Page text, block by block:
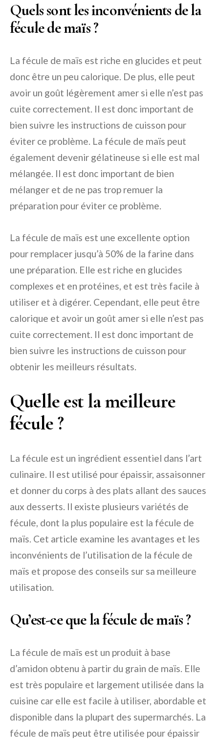
Quels sont les inconvénients de la
fécule de maïs ?
La fécule de maïs est riche en glucides et peut
donc être un peu calorique. De plus, elle peut
avoir un goût légèrement amer si elle n’est pas
cuite correctement. Il est donc important de
bien suivre les instructions de cuisson pour
éviter ce problème. La fécule de maïs peut
également devenir gélatineuse si elle est mal
mélangée. Il est donc important de bien
mélanger et de ne pas trop remuer la
préparation pour éviter ce problème.
La fécule de maïs est une excellente option
pour remplacer jusqu’à 50% de la farine dans
une préparation. Elle est riche en glucides
complexes et en protéines, et est très facile à
utiliser et à digérer. Cependant, elle peut être
calorique et avoir un goût amer si elle n’est pas
cuite correctement. Il est donc important de
bien suivre les instructions de cuisson pour
obtenir les meilleurs résultats.
Quelle est la meilleure
fécule ?
La fécule est un ingrédient essentiel dans l’art
culinaire. Il est utilisé pour épaissir, assaisonner
et donner du corps à des plats allant des sauces
aux desserts. Il existe plusieurs variétés de
fécule, dont la plus populaire est la fécule de
maïs. Cet article examine les avantages et les
inconvénients de l’utilisation de la fécule de
maïs et propose des conseils sur sa meilleure
utilisation.
Qu’est-ce que la fécule de maïs ?
La fécule de maïs est un produit à base
d’amidon obtenu à partir du grain de maïs. Elle
est très populaire et largement utilisée dans la
cuisine car elle est facile à utiliser, abordable et
disponible dans la plupart des supermarchés. La
fécule de maïs peut être utilisée pour épaissir